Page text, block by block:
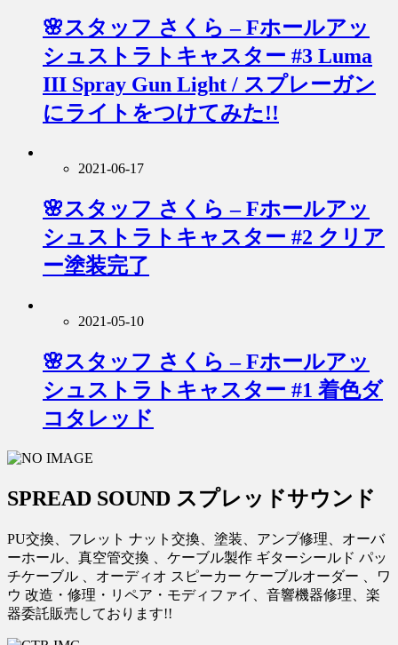
🌸スタッフ さくら – Fホールアッ
シュストラトキャスター #3 Luma
III Spray Gun Light / スプレーガン
にライトをつけてみた!!
2021-06-17
🌸スタッフ さくら – Fホールアッ
シュストラトキャスター #2 クリア
ー塗装完了
2021-05-10
🌸スタッフ さくら – Fホールアッ
シュストラトキャスター #1 着色ダ
コタレッド
SPREAD SOUND スプレッドサウンド
PU交換、フレット ナット交換、塗装、アンプ修理、オーバ
ーホール、真空管交換 、ケーブル製作 ギターシールド パッ
チケーブル 、オーディオ スピーカー ケーブルオーダー 、ワ
ウ 改造・修理・リペア・モディファイ、音響機器修理、楽
器委託販売しております!!